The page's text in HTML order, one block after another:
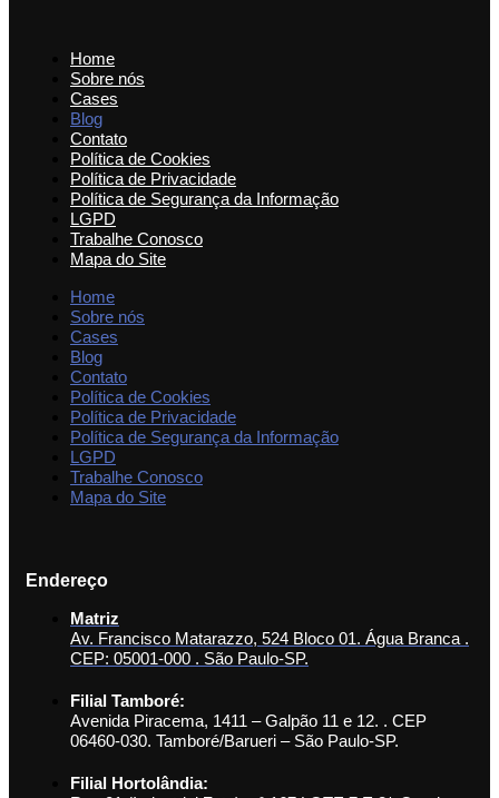
Home
Sobre nós
Cases
Blog
Contato
Política de Cookies
Política de Privacidade
Política de Segurança da Informação
LGPD
Trabalhe Conosco
Mapa do Site
Home
Sobre nós
Cases
Blog
Contato
Política de Cookies
Política de Privacidade
Política de Segurança da Informação
LGPD
Trabalhe Conosco
Mapa do Site
Endereço
Matriz
Av. Francisco Matarazzo, 524 Bloco 01. Água Branca .
CEP: 05001-000 . São Paulo-SP.
Filial Tamboré:
Avenida Piracema, 1411 – Galpão 11 e 12. . CEP
06460-030. Tamboré/Barueri – São Paulo-SP.
Filial Hortolândia: